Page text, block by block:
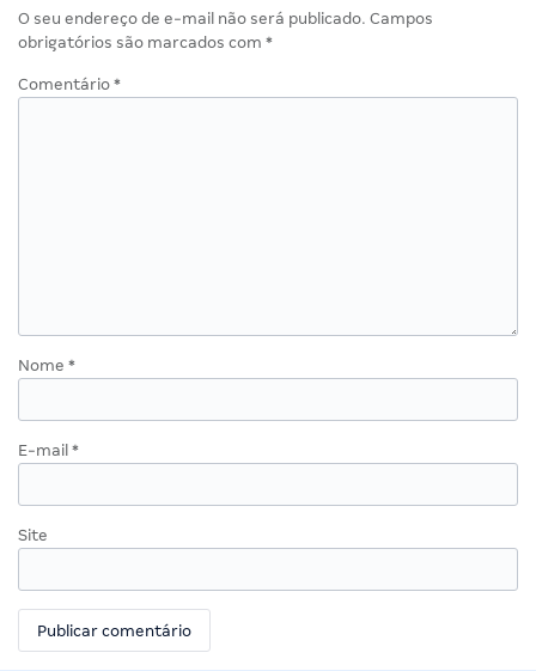
O seu endereço de e-mail não será publicado. Campos
obrigatórios são marcados com *
Comentário *
Nome *
E-mail *
Site